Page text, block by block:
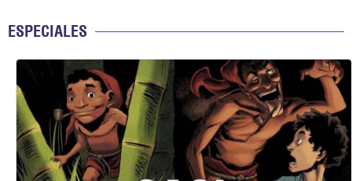
ESPECIALES